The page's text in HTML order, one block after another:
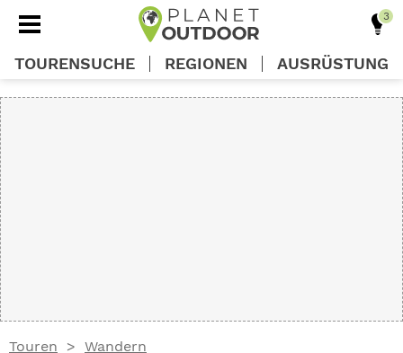
Touren Wandern
TOURENSUCHE REGIONEN AUSRÜSTUNG